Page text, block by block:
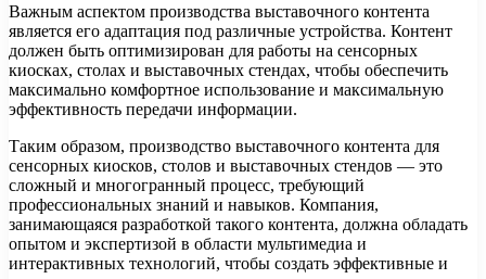
Важным аспектом производства выставочного контента
является его адаптация под различные устройства. Контент
должен быть оптимизирован для работы на сенсорных
киосках, столах и выставочных стендах, чтобы обеспечить
максимально комфортное использование и максимальную
эффективность передачи информации.
Таким образом, производство выставочного контента для
сенсорных киосков, столов и выставочных стендов — это
сложный и многогранный процесс, требующий
профессиональных знаний и навыков. Компания,
занимающаяся разработкой такого контента, должна обладать
опытом и экспертизой в области мультимедиа и
интерактивных технологий, чтобы создать эффективные и